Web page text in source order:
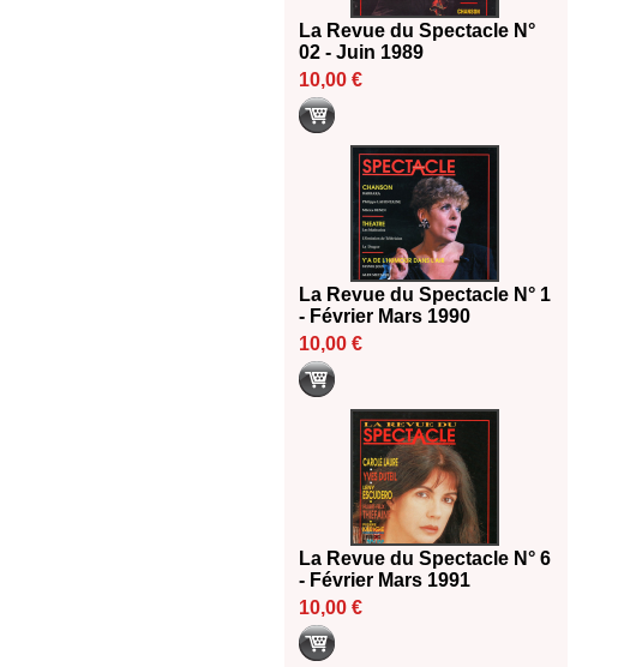
La Revue du Spectacle N°
02 - Juin 1989
10,00 €
La Revue du Spectacle N° 1
- Février Mars 1990
10,00 €
La Revue du Spectacle N° 6
- Février Mars 1991
10,00 €